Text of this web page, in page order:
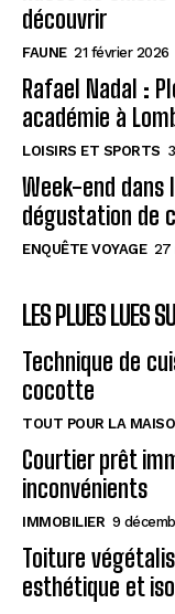
découvrir
FAUNE 21 février 2026
Rafael Nadal :
académie à
LOISIRS ET SPORTS
Week-end
dégustation de
ENQUÊTE VOYAGE 27
LES PLUES LUES
Technique de
cocotte
TOUT POUR LA
Courtier prêt
inconvénients
IMMOBILIER 9
Toiture
esthétique et